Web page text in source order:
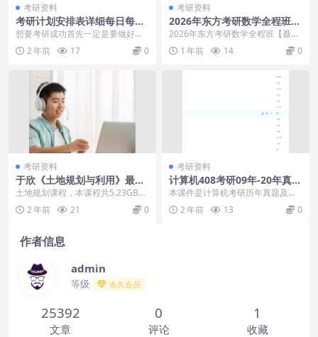
考研资料
考研计划安排表详细每日每周
每月专业课学习
想要考研成功首先一定是要做好完
善的准备复习计划，按照制定好的
计划好好复习一定可以...
2 年前 17 0
考研资料
2026年东方考研数学全程班
【聂岩等】
2026年东方考研数学全程班【聂岩
等】，2026年东方考研数学全程班
【聂岩等】目...
1 年前 14 0
考研资料
于欣《土地规划与利用》最具
价值的土地知识类课程
土地规划课程，本课程共5.23GB，
VIP会员可通过百度网盘转存下载或
者在线播放...
2 年前 21 0
考研资料
计算机408考研09年-20年真题
解析及参考答案
本课件是计算机考研历年真题及参
考答案，有需要的同学可以下载练
习，通过之前的考题一...
2 年前 13 0
作者信息
admin
等级 永久会员
25392
文章
0
评论
1
收藏